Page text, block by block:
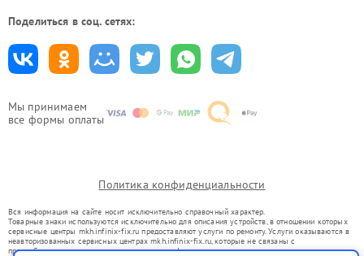
Мы принимаем
все формы оплаты
Поделиться в соц. сетях:
Политика конфиденциальности
Вся информация на сайте носит исключительно справочный характер.
Товарные знаки используются исключительно для описания устройств, в отношении которых
сервисные центры mkh.infinix-fix.ru предоставляют услуги по ремонту. Услуги оказываются в
неавторизованных сервисных центрах mkh.infinix-fix.ru, которые не связаны с
правообладателями товарных знаков или их официальными представителями.